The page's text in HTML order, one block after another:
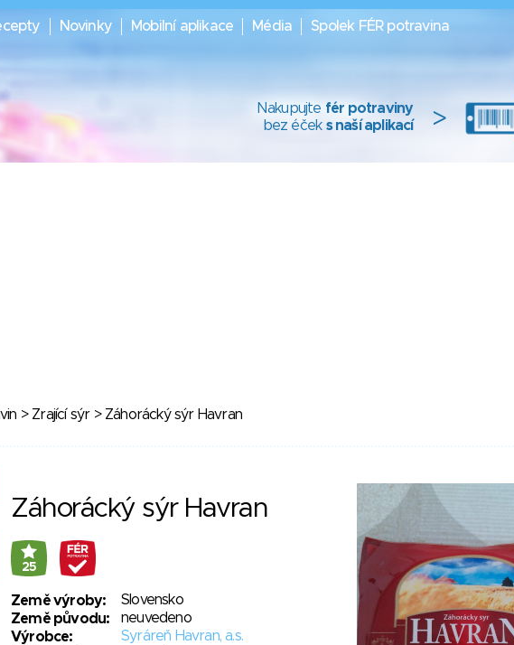
Novinky Mobilní aplikace Média Spolek FÉR potravina
Nakupujte fér potraviny
bez éček s naší aplikací >
> Zrající sýr> Záhorácký sýr Havran
Záhorácký sýr Havran
25
Země výroby:
Slovensko
Země původu:
neuvedeno
Výrobce:
Syráreň Havran, a.s.